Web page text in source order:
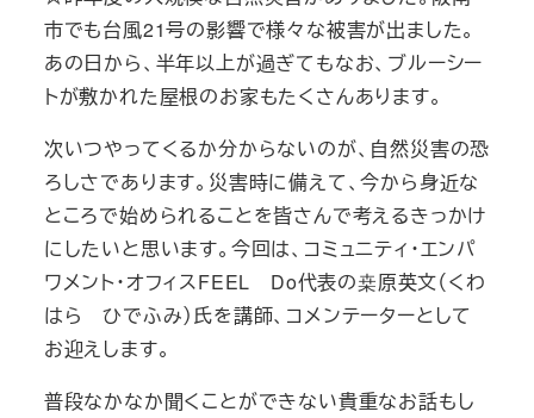
市でも台風21号の影響で様々な被害が出ました。
あの日から、半年以上が過ぎてもなお、ブルーシー
トが敷かれた屋根のお家もたくさんあります。
次いつやってくるか分からないのが、自然災害の恐
ろしさであります。災害時に備えて、今から身近な
ところで始められることを皆さんで考えるきっかけ
にしたいと思います。今回は、コミュニティ・エンパ
ワメント・オフィスFEEL Do代表の桒原英文（くわ
はら ひでふみ）氏を講師、コメンテーターとして
お迎えします。
普段なかなか聞くことができない貴重なお話もし